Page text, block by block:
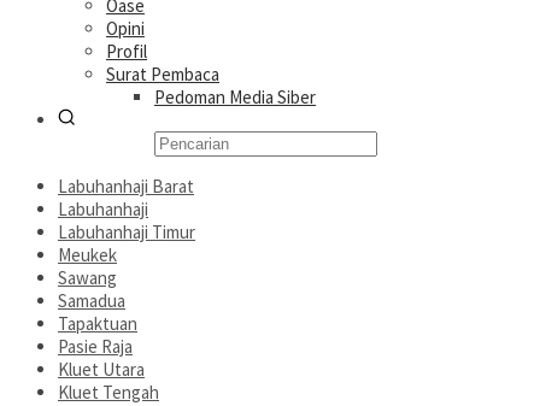
Oase
Opini
Profil
Surat Pembaca
Pedoman Media Siber
Labuhanhaji Barat
Labuhanhaji
Labuhanhaji Timur
Meukek
Sawang
Samadua
Tapaktuan
Pasie Raja
Kluet Utara
Kluet Tengah